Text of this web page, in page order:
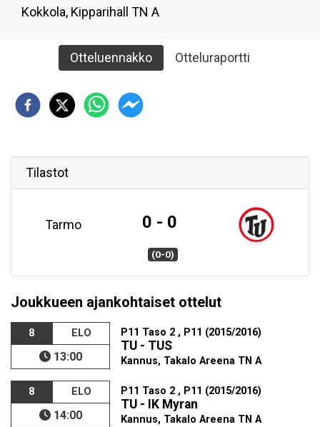
Kokkola, Kipparihall TN A
Otteluennakko Otteluraportti
Tilastot
Tarmo 0 - 0
(0-0)
Joukkueen ajankohtaiset ottelut
8 ELO
13:00
P11 Taso 2 , P11 (2015/2016)
TU - TUS
Kannus, Takalo Areena TN A
8 ELO
14:00
P11 Taso 2 , P11 (2015/2016)
TU - IK Myran
Kannus, Takalo Areena TN A